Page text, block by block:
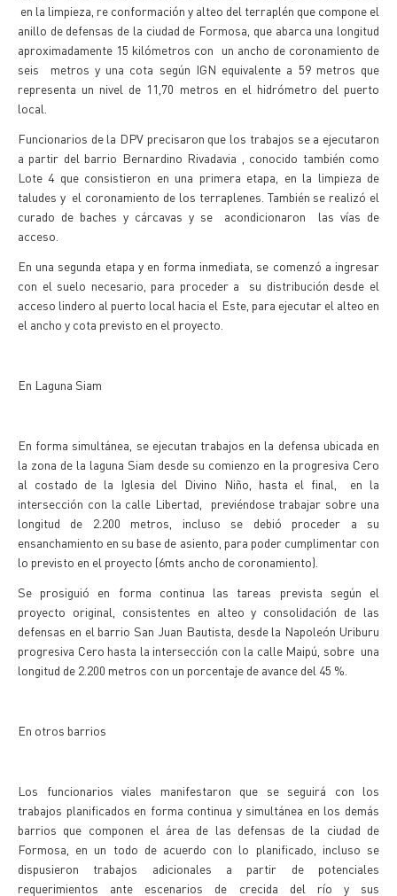
en la limpieza, re conformación y alteo del terraplén que compone el
anillo de defensas de la ciudad de Formosa, que abarca una longitud
aproximadamente 15 kilómetros con un ancho de coronamiento de
seis metros y una cota según IGN equivalente a 59 metros que
representa un nivel de 11,70 metros en el hidrómetro del puerto
local.
Funcionarios de la DPV precisaron que los trabajos se a ejecutaron
a partir del barrio Bernardino Rivadavia , conocido también como
Lote 4 que consistieron en una primera etapa, en la limpieza de
taludes y el coronamiento de los terraplenes. También se realizó el
curado de baches y cárcavas y se acondicionaron las vías de
acceso.
En una segunda etapa y en forma inmediata, se comenzó a ingresar
con el suelo necesario, para proceder a su distribución desde el
acceso lindero al puerto local hacia el Este, para ejecutar el alteo en
el ancho y cota previsto en el proyecto.
En Laguna Siam
En forma simultánea, se ejecutan trabajos en la defensa ubicada en
la zona de la laguna Siam desde su comienzo en la progresiva Cero
al costado de la Iglesia del Divino Niño, hasta el final, en la
intersección con la calle Libertad, previéndose trabajar sobre una
longitud de 2.200 metros, incluso se debió proceder a su
ensanchamiento en su base de asiento, para poder cumplimentar con
lo previsto en el proyecto (6mts ancho de coronamiento).
Se prosiguió en forma continua las tareas prevista según el
proyecto original, consistentes en alteo y consolidación de las
defensas en el barrio San Juan Bautista, desde la Napoleón Uriburu
progresiva Cero hasta la intersección con la calle Maipú, sobre una
longitud de 2.200 metros con un porcentaje de avance del 45 %.
En otros barrios
Los funcionarios viales manifestaron que se seguirá con los
trabajos planificados en forma continua y simultánea en los demás
barrios que componen el área de las defensas de la ciudad de
Formosa, en un todo de acuerdo con lo planificado, incluso se
dispusieron trabajos adicionales a partir de potenciales
requerimientos ante escenarios de crecida del río y sus